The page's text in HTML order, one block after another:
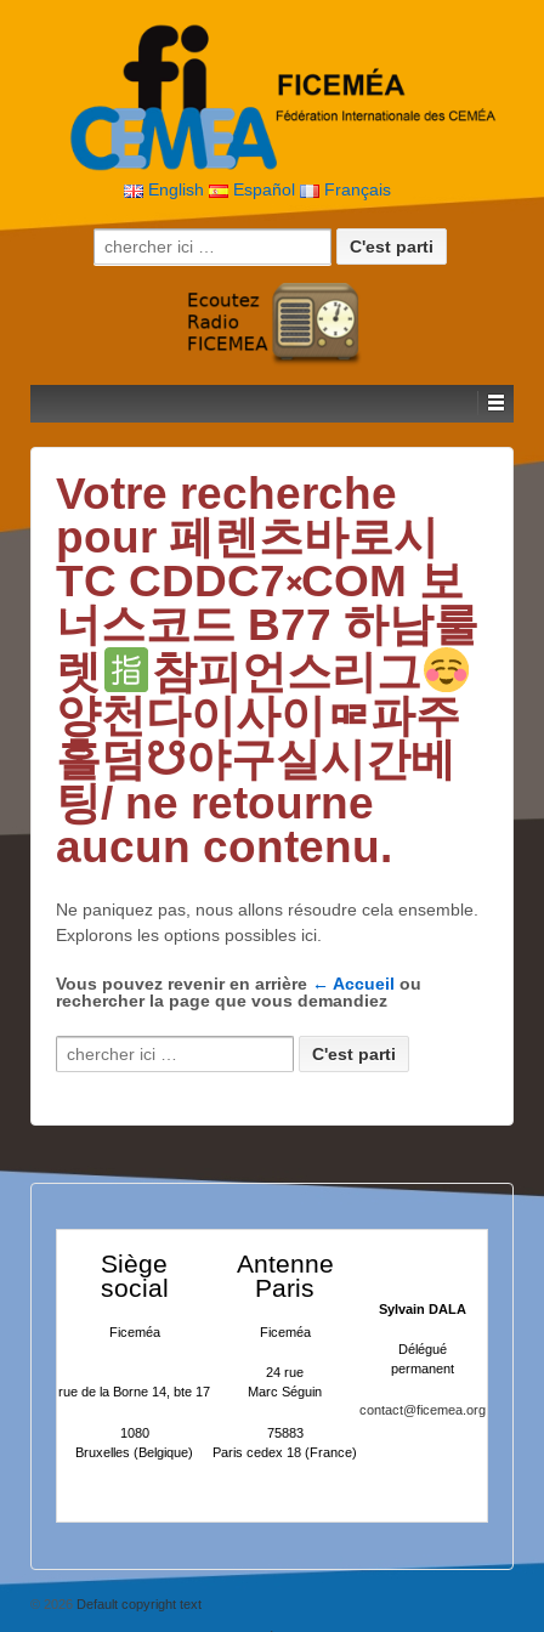
English Español Français
Recherche pour:
Votre recherche
pour 페렌츠바로시
TC CDDC7༝COM 보
너스코드 B77 하남룰
렛
참피언스리그
양천다이사이ᇛ파주
홀덤☋야구실시간베
팅/ ne retourne
aucun contenu.
Ne paniquez pas, nous allons résoudre cela ensemble.
Explorons les options possibles ici.
Vous pouvez revenir en arrière ← Accueil ou
rechercher la page que vous demandiez
Recherche pour:
Siège
social
Ficeméa
rue de la Borne 14, bte 17
1080
Bruxelles (Belgique)
Antenne
Paris
Ficeméa
24 rue
Marc Séguin
75883
Paris cedex 18 (France)
Sylvain DALA
Délégué
permanent
contact@ficemea.org
© 2026 Default copyright text